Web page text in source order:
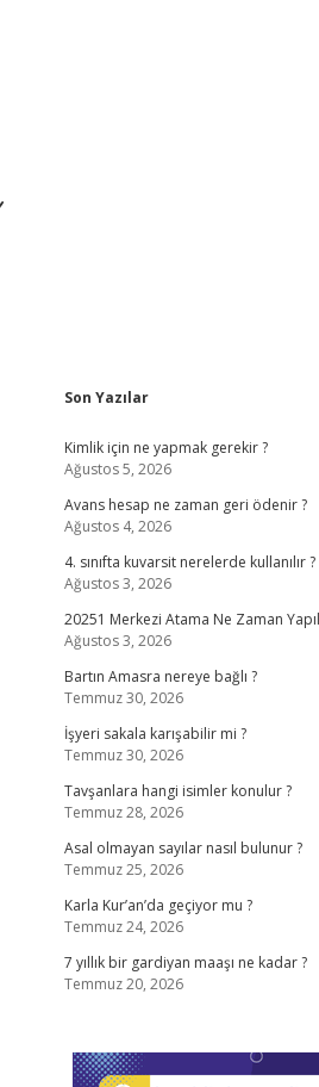
Sidebar
Son Yazılar
Kimlik için ne yapmak gerekir ?
Ağustos 5, 2026
Avans hesap ne zaman geri ödenir ?
Ağustos 4, 2026
4. sınıfta kuvarsit nerelerde kullanılır ?
Ağustos 3, 2026
20251 Merkezi Atama Ne Zaman
Ağustos 3, 2026
Bartın Amasra nereye bağlı ?
Temmuz 30, 2026
İşyeri sakala karışabilir mi ?
Temmuz 30, 2026
Tavşanlara hangi isimler konulur ?
Temmuz 28, 2026
Asal olmayan sayılar nasıl bulunur ?
Temmuz 25, 2026
Karla Kur’an’da geçiyor mu ?
Temmuz 24, 2026
7 yıllık bir gardiyan maaşı ne kadar ?
Temmuz 20, 2026